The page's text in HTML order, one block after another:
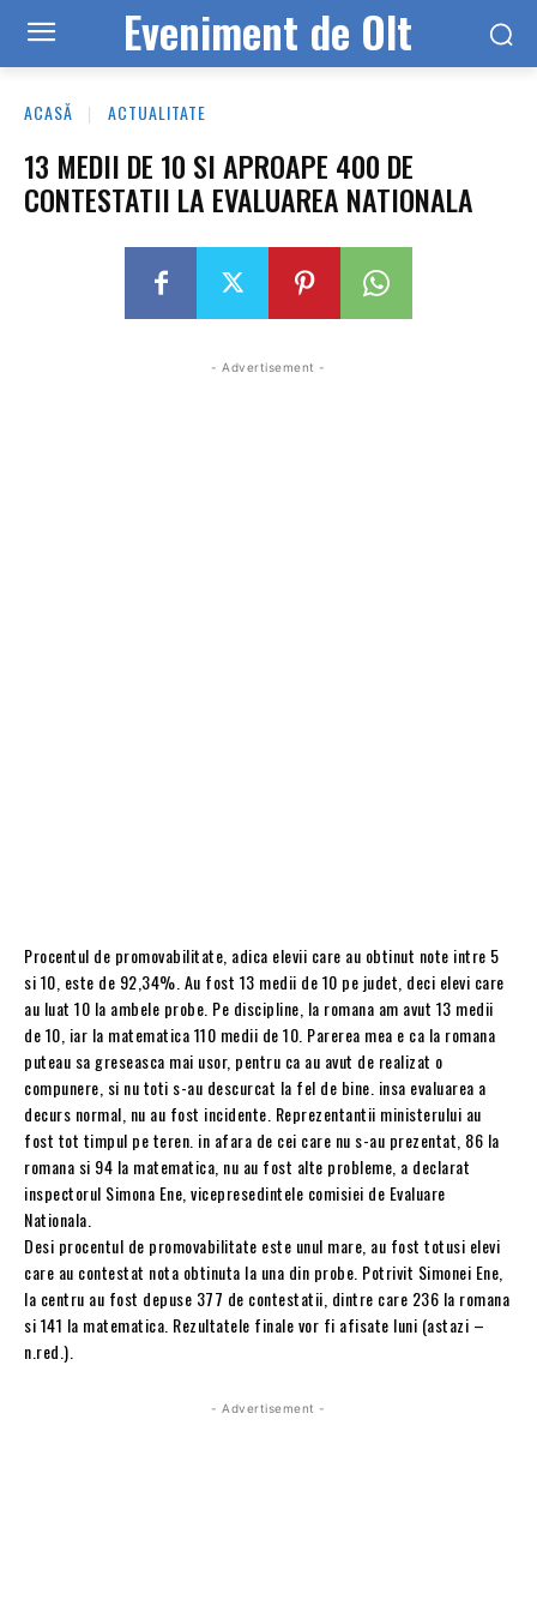
Eveniment de Olt
ACASĂ ACTUALITATE
13 MEDII DE 10 SI APROAPE 400 DE
CONTESTATII LA EVALUAREA NATIONALA
- Advertisement -
Procentul de promovabilitate, adica elevii care au obtinut note intre 5
si 10, este de 92,34%. Au fost 13 medii de 10 pe judet, deci elevi care
au luat 10 la ambele probe. Pe discipline, la romana am avut 13 medii
de 10, iar la matematica 110 medii de 10. Parerea mea e ca la romana
puteau sa greseasca mai usor, pentru ca au avut de realizat o
compunere, si nu toti s-au descurcat la fel de bine. insa evaluarea a
decurs normal, nu au fost incidente. Reprezentantii ministerului au
fost tot timpul pe teren. in afara de cei care nu s-au prezentat, 86 la
romana si 94 la matematica, nu au fost alte probleme, a declarat
inspectorul Simona Ene, vicepresedintele comisiei de Evaluare
Nationala.
Desi procentul de promovabilitate este unul mare, au fost totusi elevi
care au contestat nota obtinuta la una din probe. Potrivit Simonei Ene,
la centru au fost depuse 377 de contestatii, dintre care 236 la romana
si 141 la matematica. Rezultatele finale vor fi afisate luni (astazi –
n.red.).
- Advertisement -